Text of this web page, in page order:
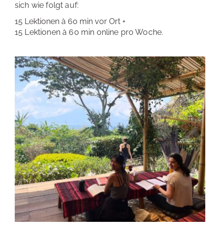
sich wie folgt auf:
15 Lektionen à 60 min vor Ort +
15 Lektionen à 60 min online pro Woche.